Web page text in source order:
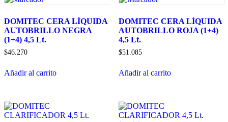
se
pueden
DOMITEC CERA LÍQUIDA
AUTOBRILLO NEGRA
(1+4) 4,5 Lt.
$46.270
Añadir al carrito
DOMITEC CERA LÍQUIDA
AUTOBRILLO ROJA (1+4)
4,5 Lt.
$51.085
Añadir al carrito